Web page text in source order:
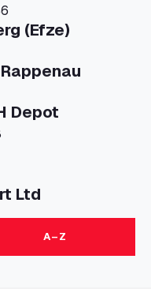
(Efze)
Depot
Ltd
A–Z